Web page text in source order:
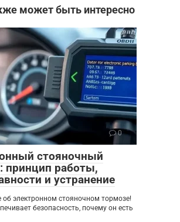
может быть интересно
0
стояночный
принцип работы,
и устранение
об электронном стояночном тормозе!
безопасность, почему он есть